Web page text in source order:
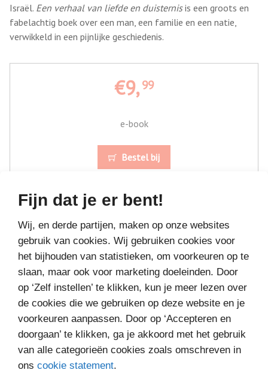
Fijn dat je er bent!
Wij, en derde partijen, maken op onze websites
gebruik van cookies. Wij gebruiken cookies voor
het bijhouden van statistieken, om voorkeuren op te
slaan, maar ook voor marketing doeleinden. Door
op ‘Zelf instellen’ te klikken, kun je meer lezen over
de cookies die we gebruiken op deze website en je
voorkeuren aanpassen. Door op ‘Accepteren en
doorgaan’ te klikken, ga je akkoord met het gebruik
van alle categorieën cookies zoals omschreven in
ons cookie statement.
Israël. Een verhaal van liefde en duisternisis een groots en
fabelachtig boek over een man, een familie en een natie,
verwikkeld in een pijnlijke geschiedenis.
€9,99
e-book
Bestel bij
MEER BOEKEN VAN
VAKANTIELEZEN